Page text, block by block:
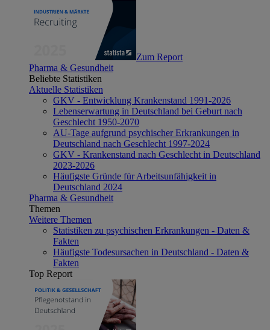
Zum Report
Pharma & Gesundheit
Beliebte Statistiken
Aktuelle Statistiken
GKV - Entwicklung Krankenstand 1991-2026
Lebenserwartung in Deutschland bei Geburt nach
Geschlecht 1950-2070
AU-Tage aufgrund psychischer Erkrankungen in
Deutschland nach Geschlecht 1997-2024
GKV - Krankenstand nach Geschlecht in Deutschland
2023-2026
Häufigste Gründe für Arbeitsunfähigkeit in
Deutschland 2024
Pharma & Gesundheit
Themen
Weitere Themen
Statistiken zu psychischen Erkrankungen - Daten &
Fakten
Häufigste Todesursachen in Deutschland - Daten &
Fakten
Top Report